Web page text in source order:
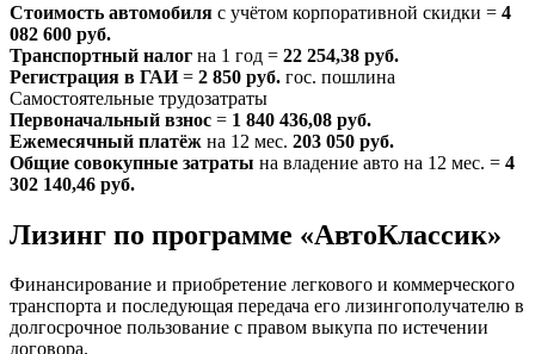
Стоимость автомобиля с учётом корпоративной скидки = 4
082 600 руб.
Транспортный налог на 1 год = 22 254,38 руб.
Регистрация в ГАИ= 2 850 руб. гос. пошлина
Самостоятельные трудозатраты
Первоначальный взнос = 1 840 436,08 руб.
Ежемесячный платёж на 12 мес. 203 050 руб.
Общие совокупные затраты на владение авто на 12 мес. = 4
302 140,46 руб.
Лизинг по программе «АвтоКлассик»
Финансирование и приобретение легкового и коммерческого
транспорта и последующая передача его лизингополучателю в
долгосрочное пользование с правом выкупа по истечении
договора.